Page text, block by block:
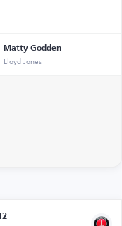
Matty Godden
Lloyd Jones